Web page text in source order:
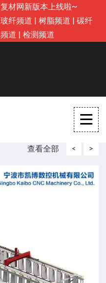
复材网新版本上线啦~
玻纤频道 | 树脂频道 | 碳纤
频道 | 检测频道
查看全部 < >